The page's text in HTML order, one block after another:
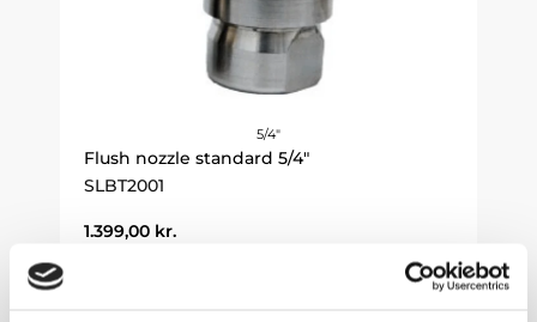
5/4"
Flush nozzle standard 5/4"
SLBT2001
1.399,00 kr.